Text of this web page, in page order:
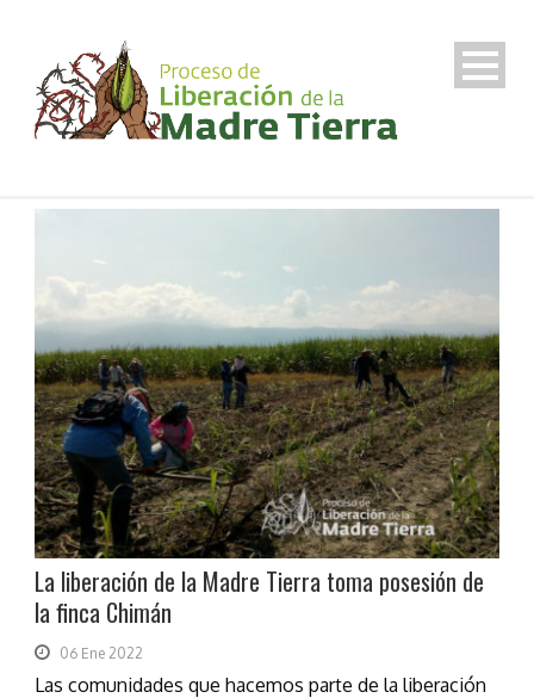
La liberación de la Madre Tierra toma posesión de
la finca Chimán
06 Ene 2022
Las comunidades que hacemos parte de la liberación